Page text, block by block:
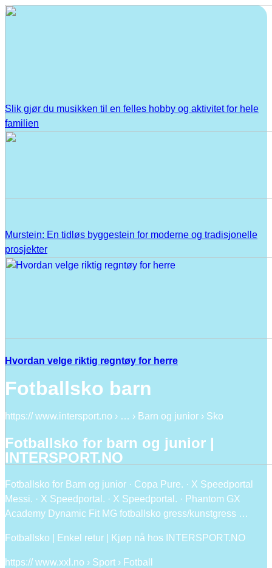
Slik gjør du musikken til en felles hobby og aktivitet for hele
familien
Murstein: En tidløs byggestein for moderne og tradisjonelle
prosjekter
Hvordan velge riktig regntøy for herre
Fotballsko barn
https:// www.intersport.no › … › Barn og junior › Sko
Fotballsko for barn og junior |
INTERSPORT.NO
Fotballsko for Barn og junior · Copa Pure. · X Speedportal
Messi. · X Speedportal. · X Speedportal. · Phantom GX
Academy Dynamic Fit MG fotballsko gress/kunstgress …
Fotballsko | Enkel retur | Kjøp nå hos INTERSPORT.NO
https:// www.xxl.no › Sport › Fotball